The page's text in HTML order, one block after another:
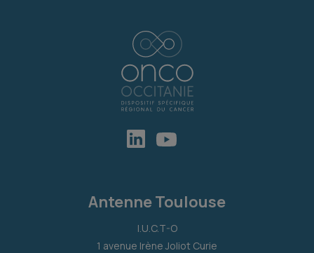
Antenne Toulouse
I.U.C.T-O
1 avenue Irène Joliot Curie